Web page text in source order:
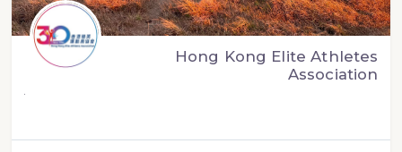
Hong Kong Elite Athletes
Association